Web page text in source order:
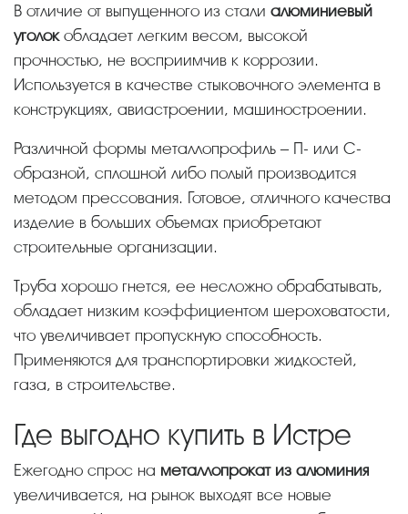
В отличие от выпущенного из стали алюминиевый
уголокобладает легким весом, высокой
прочностью, не восприимчив к коррозии.
Используется в качестве стыковочного элемента в
конструкциях, авиастроении, машиностроении.
Различной формы металлопрофиль – П- или С-
образной, сплошной либо полый производится
методом прессования. Готовое, отличного качества
изделие в больших объемах приобретают
строительные организации.
Труба хорошо гнется, ее несложно обрабатывать,
обладает низким коэффициентом шероховатости,
что увеличивает пропускную способность.
Применяются для транспортировки жидкостей,
газа, в строительстве.
Где выгодно купить в Истре
Ежегодно спрос на металлопрокат из алюминия
увеличивается, на рынок выходят все новые